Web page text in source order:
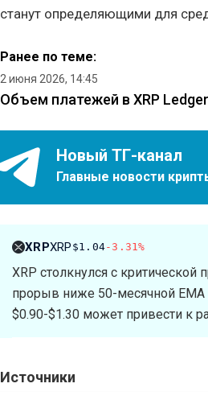
станут определяющими для
Ранее по теме:
2 июня 2026, 14:45
Объем платежей в XRP
Новый ТГ-канал
Главные новости
XRPXRP $1.04-3.31%
XRP столкнулся с
прорыв ниже 50-месячной
$0.90-$1.30 может привести к
Источники